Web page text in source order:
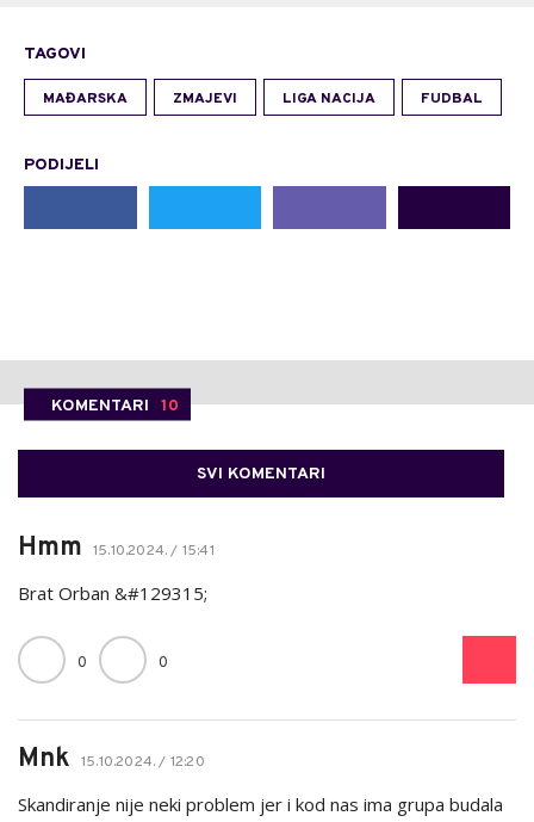
TAGOVI
MAĐARSKA ZMAJEVI LIGA NACIJA FUDBAL
PODIJELI
KOMENTARI 10
SVI KOMENTARI
Hmm 15.10.2024. / 15:41
Brat Orban &#129315;
0 0
Mnk 15.10.2024. / 12:20
Skandiranje nije neki problem jer i kod nas ima grupa budala